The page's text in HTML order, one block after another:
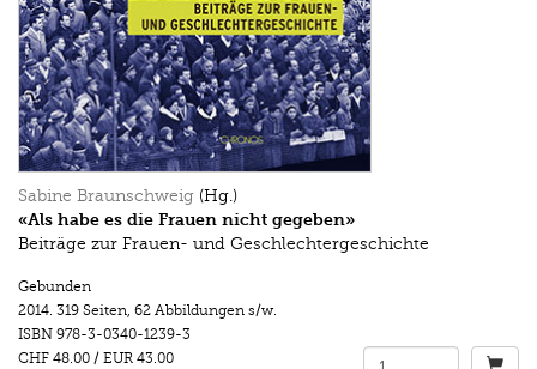
Sabine Braunschweig (Hg.)
«Als habe es die Frauen nicht gegeben»
Beiträge zur Frauen- und Geschlechtergeschichte
Gebunden
2014. 319 Seiten, 62 Abbildungen s/w.
ISBN 978-3-0340-1239-3
CHF 48.00 / EUR 43.00